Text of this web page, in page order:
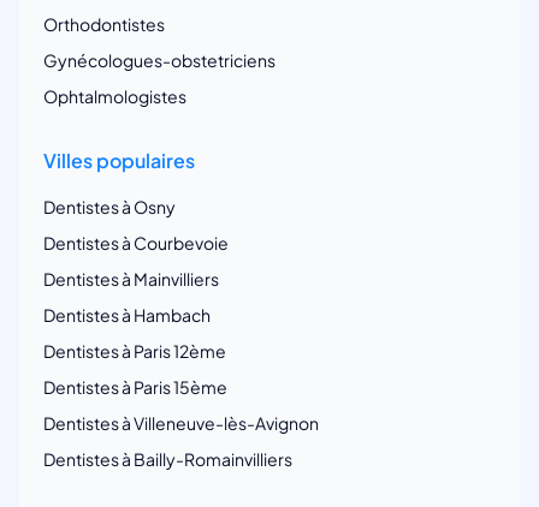
Orthodontistes
Gynécologues-obstetriciens
Ophtalmologistes
Villes populaires
Dentistes à Osny
Dentistes à Courbevoie
Dentistes à Mainvilliers
Dentistes à Hambach
Dentistes à Paris 12ème
Dentistes à Paris 15ème
Dentistes à Villeneuve-lès-Avignon
Dentistes à Bailly-Romainvilliers